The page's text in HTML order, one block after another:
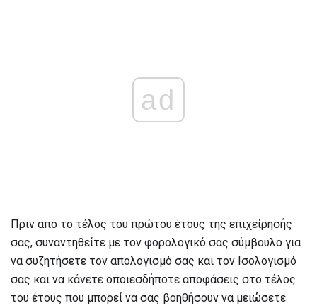
ad
Πριν από το τέλος του πρώτου έτους της επιχείρησής
σας, συναντηθείτε με τον φορολογικό σας σύμβουλο για
να συζητήσετε τον απολογισμό σας και τον Ισολογισμό
σας και να κάνετε οποιεσδήποτε αποφάσεις στο τέλος
του έτους που μπορεί να σας βοηθήσουν να μειώσετε